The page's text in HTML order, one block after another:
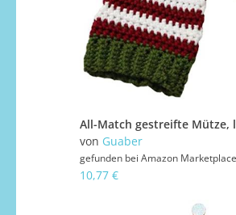
von Guaber
gefunden bei Amazon Marketplace
10,77 €